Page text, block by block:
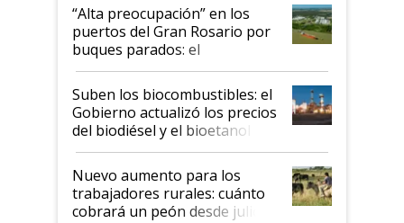
“Alta preocupación” en los
puertos del Gran Rosario por
buques parados: el
funcionamiento de las
exportadoras en tensión tras
la medida de fuerza de los
prácticos
Suben los biocombustibles: el
Gobierno actualizó los precios
del biodiésel y el bioetanol
Nuevo aumento para los
trabajadores rurales: cuánto
cobrará un peón desde julio